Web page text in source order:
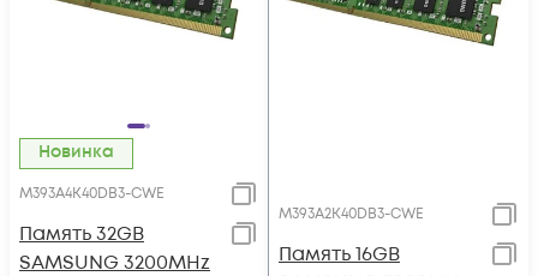
Новинка
M393A4K40DB3-CWE
Память 32GB
SAMSUNG 3200MHz
M393A2K40DB3-CWE
Память 16GB